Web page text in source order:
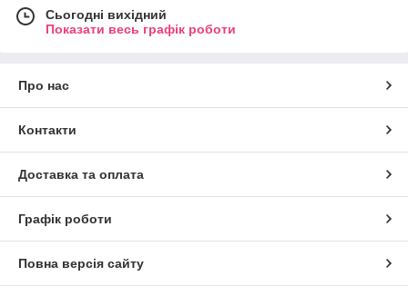
Сьогодні вихідний
Показати весь графік роботи
Про нас
Контакти
Доставка та оплата
Графік роботи
Повна версія сайту